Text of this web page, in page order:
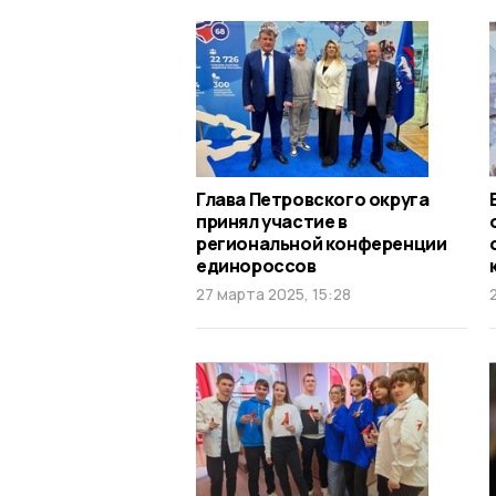
Глава Петровского округа
принял участие в
региональной конференции
единороссов
27 марта 2025, 15:28